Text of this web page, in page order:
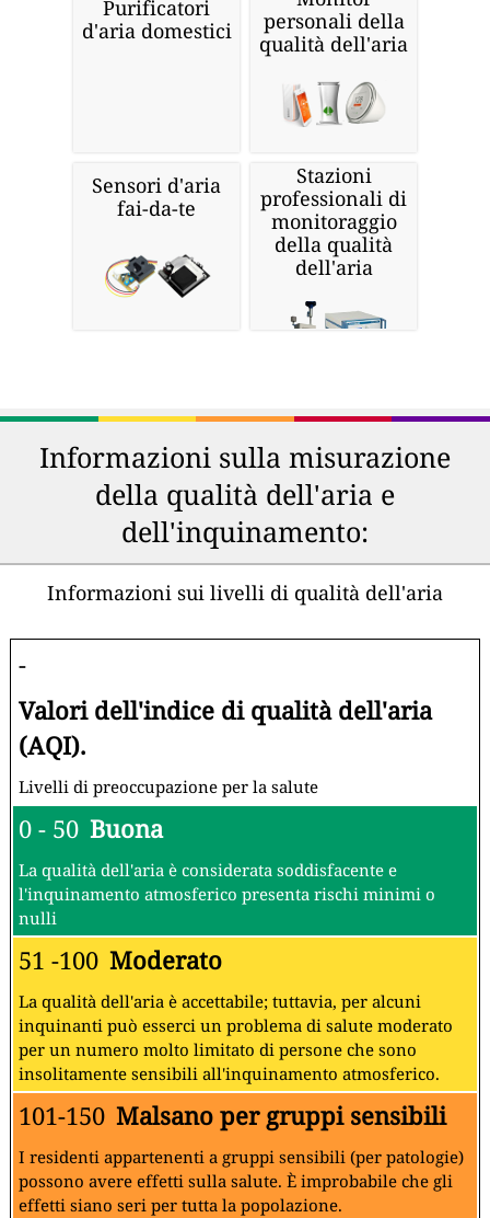
Purificatori
d'aria domestici
personali della
qualità dell'aria
Sensori d'aria
fai-da-te
Stazioni
professionali di
monitoraggio
della qualità
dell'aria
Informazioni sulla misurazione
della qualità dell'aria e
dell'inquinamento:
Informazioni sui livelli di qualità dell'aria
-
Valori dell'indice di qualità dell'aria
(AQI).
Livelli di preoccupazione per la salute
0 - 50 Buona
La qualità dell'aria è considerata soddisfacente e
l'inquinamento atmosferico presenta rischi minimi o
nulli
51 -100 Moderato
La qualità dell'aria è accettabile; tuttavia, per alcuni
inquinanti può esserci un problema di salute moderato
per un numero molto limitato di persone che sono
insolitamente sensibili all'inquinamento atmosferico.
101-150 Malsano per gruppi sensibili
I residenti appartenenti a gruppi sensibili (per patologie)
possono avere effetti sulla salute. È improbabile che gli
effetti siano seri per tutta la popolazione.